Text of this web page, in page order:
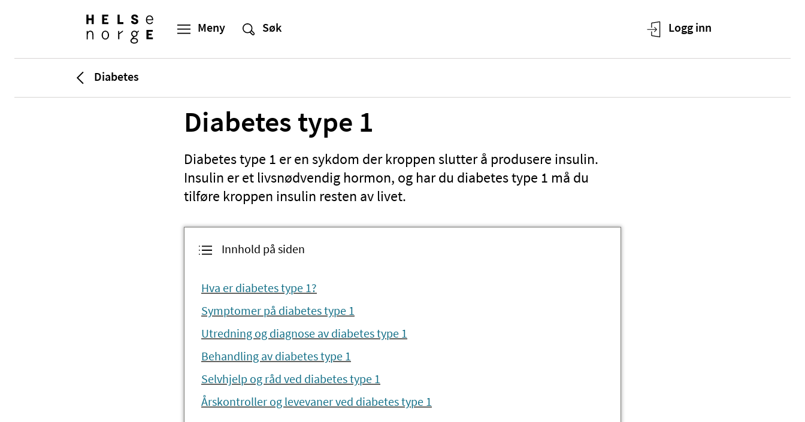
Diabetes
Diabetes type 1
Diabetes type 1 er en sykdom der kroppen slutter å produsere insulin.
Insulin er et livsnødvendig hormon, og har du diabetes type 1 må du
tilføre kroppen insulin resten av livet.
Innhold på siden
Hva er diabetes type 1?
Symptomer på diabetes type 1
Utredning og diagnose av diabetes type 1
Behandling av diabetes type 1
Selvhjelp og råd ved diabetes type 1
Årskontroller og levevaner ved diabetes type 1